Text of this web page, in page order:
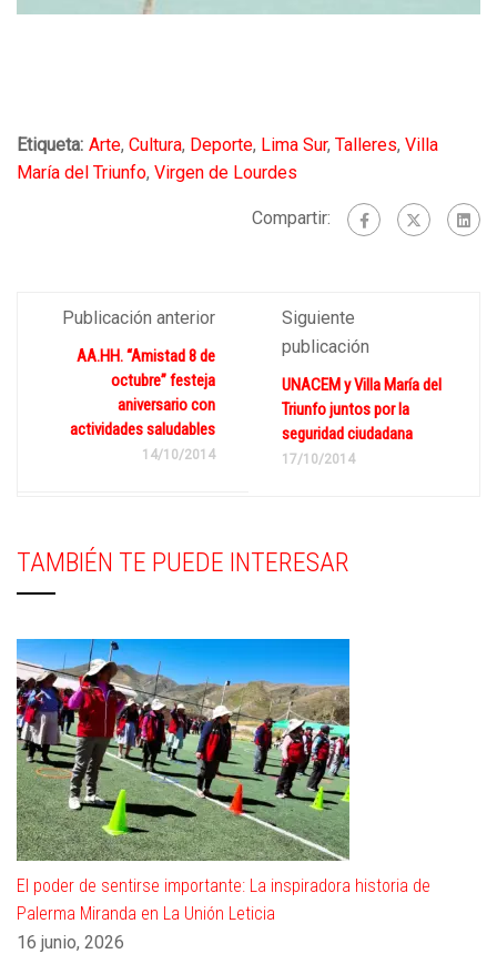
Etiqueta: Arte, Cultura, Deporte, Lima Sur, Talleres, Villa
María del Triunfo, Virgen de Lourdes
Compartir:
Publicación anterior
AA.HH. “Amistad 8 de
octubre” festeja
aniversario con
actividades saludables
14/10/2014
Siguiente
publicación
UNACEM y Villa María del
Triunfo juntos por la
seguridad ciudadana
17/10/2014
TAMBIÉN TE PUEDE INTERESAR
El poder de sentirse importante: La inspiradora historia de
Palerma Miranda en La Unión Leticia
16 junio, 2026